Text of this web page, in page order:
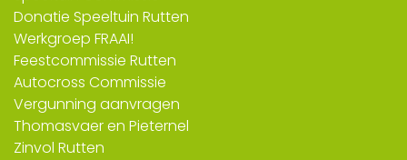
Donatie Speeltuin Rutten
Werkgroep FRAAI!
Feestcommissie Rutten
Autocross Commissie
Vergunning aanvragen
Thomasvaer en Pieternel
Zinvol Rutten